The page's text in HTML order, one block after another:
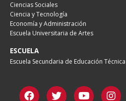
Ciencias Sociales
Ciencia y Tecnología
Economía y Administración
Escuela Universitaria de Artes
ESCUELA
Escuela Secundaria de Educación Técnica